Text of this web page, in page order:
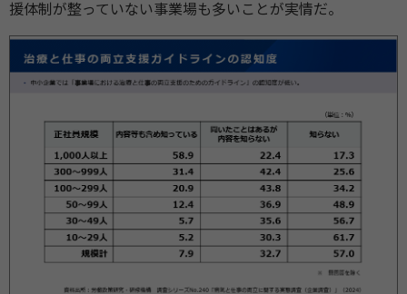
援体制が整っていない事業場も多いことが実情だ。